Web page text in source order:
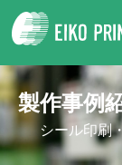
製作事例
シール印刷